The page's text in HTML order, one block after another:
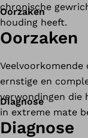
chronische
houding heeft.
Oorzaken
Oorzaken
ernstige en
verwondingen die
in extreme mate
Diagnose
Diagnose